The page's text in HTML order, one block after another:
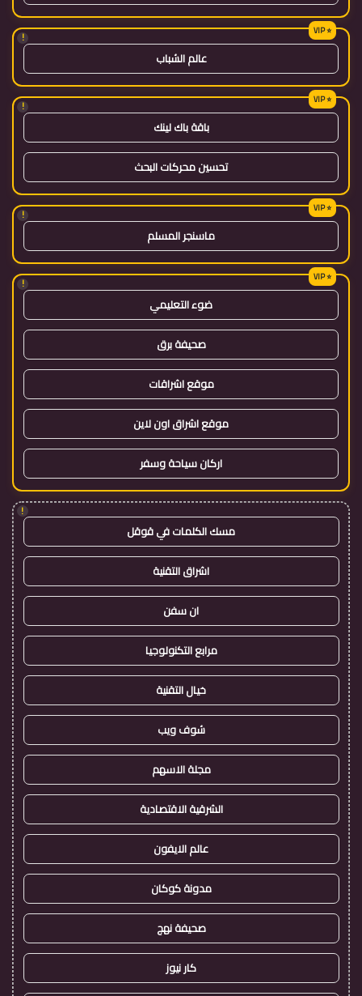
!
عالم الشباب
!
باقة باك لينك
تحسين محركات البحث
!
ماسنجر المسلم
!
ضوء التعليمي
صحيفة برق
موقع اشراقات
موقع اشراق اون لاين
اركان سياحة وسفر
!
مسك الكلمات في قوقل
اشراق التقنية
ان سفن
مرابع التكنولوجيا
خيال التقنية
شوف ويب
مجلة الاسهم
الشرقية الاقتصادية
عالم الايفون
مدونة كوكان
صحيفة نهج
كار نيوز